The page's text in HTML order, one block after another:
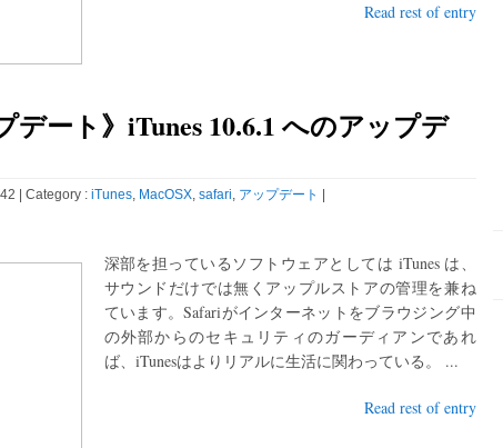
Read rest of entry
デート》iTunes 10.6.1 へのアップデ
| Category : iTunes, MacOSX, safari アップデート |
深部を担っているソフトウェアとしては iTunes は、
サウンドだけでは無くアップルストアの管理を兼ね
ています。Safariがインターネットをブラウジング中
の外部からのセキュリティのガーディアンであれ
ば、iTunesはよりリアルに生活に関わっている。 ...
Read rest of entry